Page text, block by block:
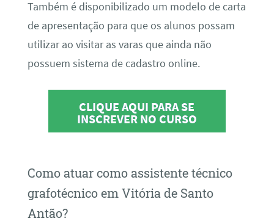
Também é disponibilizado um modelo de carta
de apresentação para que os alunos possam
utilizar ao visitar as varas que ainda não
possuem sistema de cadastro online.
CLIQUE AQUI PARA SE
INSCREVER NO CURSO
Como atuar como assistente técnico
grafotécnico em Vitória de Santo
Antão?